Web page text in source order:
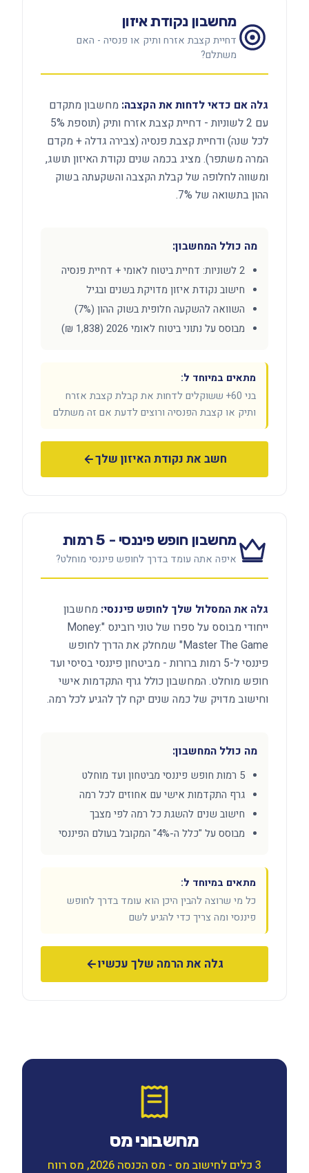
מחשבון נקודת איזון
דחיית קצבת אזרח ותיק או פנסיה - האם
משתלם?
גלה אם כדאי לדחות את הקצבה: מחשבון מתקדם
עם 2 לשוניות - דחיית קצבת אזרח ותיק (תוספת 5%
לכל שנה) ודחיית קצבת פנסיה (צבירה גדלה + מקדם
המרה משתפר). מציג בכמה שנים נקודת האיזון תושג,
ומשווה לחלופה של קבלת הקצבה והשקעתה בשוק
ההון בתשואה של 7%.
מה כולל המחשבון:
2 לשוניות: דחיית ביטוח לאומי + דחיית פנסיה
חישוב נקודת איזון מדויקת בשנים ובגיל
השוואה להשקעה חלופית בשוק ההון (7%)
מבוסס על נתוני ביטוח לאומי 2026 (1,838 ₪)
מתאים במיוחד ל:
בני 60+ ששוקלים לדחות את קבלת קצבת אזרח
ותיק או קצבת הפנסיה ורוצים לדעת אם זה משתלם
חשב את נקודת האיזון שלך
מחשבון חופש פיננסי - 5 רמות
איפה אתה עומד בדרך לחופש פיננסי מוחלט?
גלה את המסלול שלך לחופש פיננסי: מחשבון
ייחודי מבוסס על ספרו של טוני רובינס "Money:
Master The Game" שמחלק את הדרך לחופש
פיננסי ל-5 רמות ברורות - מביטחון פיננסי בסיסי ועד
חופש מוחלט. המחשבון כולל גרף התקדמות אישי
וחישוב מדויק של כמה שנים יקח לך להגיע לכל רמה.
מה כולל המחשבון:
5 רמות חופש פיננסי מביטחון ועד מוחלט
גרף התקדמות אישי עם אחוזים לכל רמה
חישוב שנים להשגת כל רמה לפי מצבך
מבוסס על "כלל ה-4%" המקובל בעולם הפיננסי
מתאים במיוחד ל:
כל מי שרוצה להבין היכן הוא עומד בדרך לחופש
פיננסי ומה צריך כדי להגיע לשם
גלה את הרמה שלך עכשיו
מחשבוני מס
3 כלים לחישוב מס - מס הכנסה 2026, מס רווח